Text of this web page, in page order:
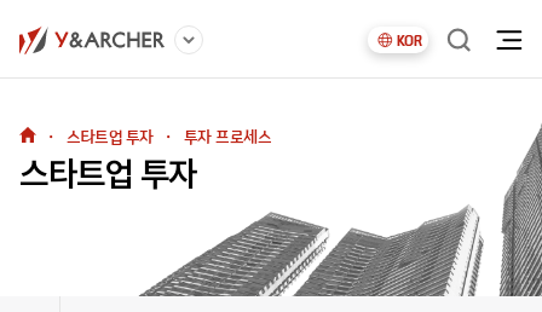
KOR
・ 스타트업 투자 ・ 투자 프로세스
스타트업 투자